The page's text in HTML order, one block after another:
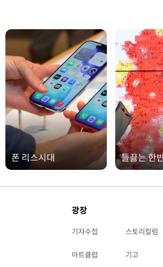
폰 리스시대 들끓는 한
광장
기자수첩 스토리칼럼
아트클럽 기고